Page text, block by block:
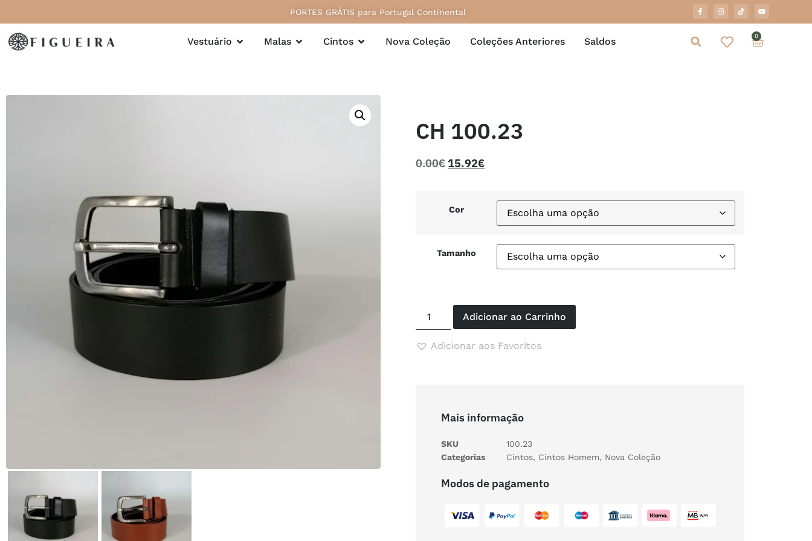
PORTES GRÁTIS para Portugal Continental
Vestuário Malas Cintos Nova Coleção Coleções Anteriores Saldos 0
CH 100.23
0.00€ 15.92€
Cor
Tamanho
Adicionar ao Carrinho
Adicionar aos Favoritos
Mais informação
SKU
100.23
Categorias
Cintos, Cintos Homem, Nova Coleção
Modos de pagamento